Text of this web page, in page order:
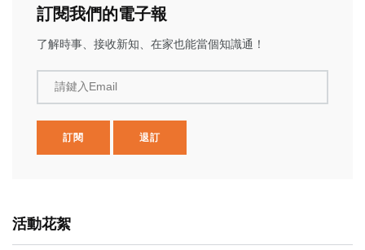
訂閱我們的電子報
了解時事、接收新知、在家也能當個知識通！
請鍵入Email
訂閱 退訂
活動花絮